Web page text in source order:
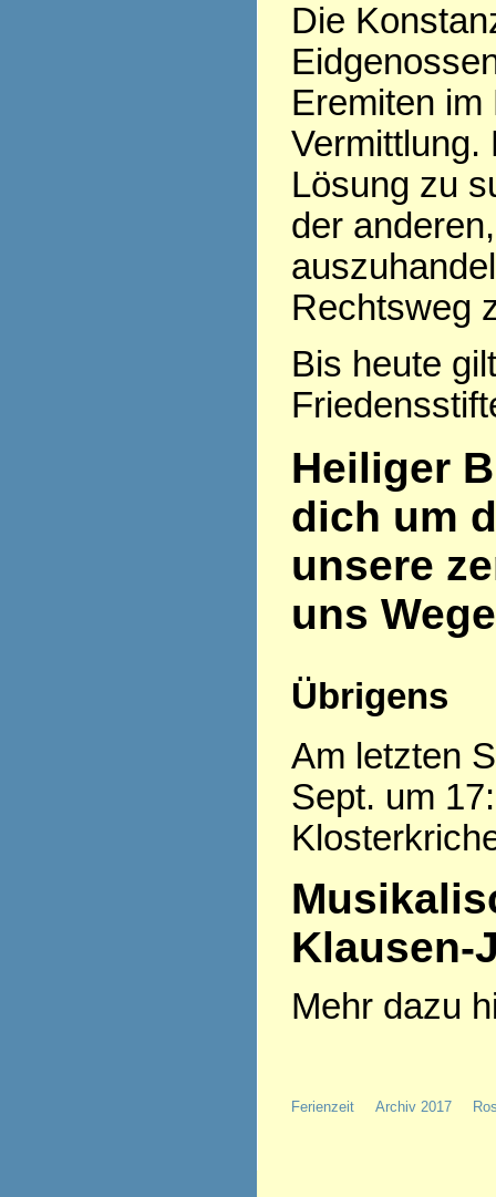
Die
Eremiten
Vermittlung.
Lösung zu
der
Rechtsweg
Bis heute
Heiliger
dich um
unsere
uns
Übrigens
Am letzten
Sept. um
Klausen-
Mehr dazu
Ferienzeit Archiv 2017